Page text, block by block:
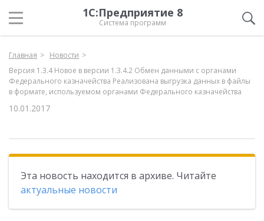
1С:Предприятие 8
Система программ
Главная
Новости
Версия 1.3.4 Новое в версии 1.3.4.2 Обмен данными с органами
Федерального казначейства Реализована выгрузка данных в файлы
в формате, используемом органами Федерального казначейства
10.01.2017
Эта новость находится в архиве. Читайте
актуальные новости